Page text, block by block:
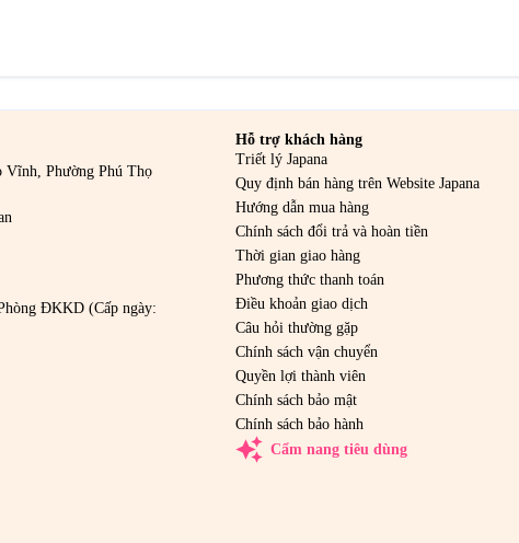
Vĩnh, Phường Phú Thọ
ĐKKD (Cấp ngày:
Hỗ trợ khách hàng
Triết lý Japana
Quy định bán hàng trên Website Japana
Hướng dẫn mua hàng
Chính sách đổi trả và hoàn tiền
Thời gian giao hàng
Phương thức thanh toán
Điều khoản giao dịch
Câu hỏi thường gặp
Chính sách vận chuyển
Quyền lợi thành viên
Chính sách bảo mật
Chính sách bảo hành
auto_awesome Cẩm nang tiêu dùng